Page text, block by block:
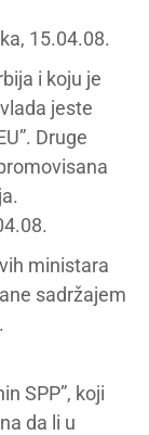
15.04.08.
i koju je
jeste
Druge
ministara
sadržajem
SPP”, koji
da li u